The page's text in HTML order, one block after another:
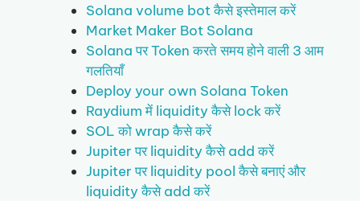
Solana volume bot कैसे इस्तेमाल करें
Market Maker Bot Solana
Solana पर Token करते समय होने वाली 3 आम
गलतियाँ
Deploy your own Solana Token
Raydium में liquidity कैसे lock करें
SOL को wrap कैसे करें
Jupiter पर liquidity कैसे add करें
Jupiter पर liquidity pool कैसे बनाएं और
liquidity कैसे add करें